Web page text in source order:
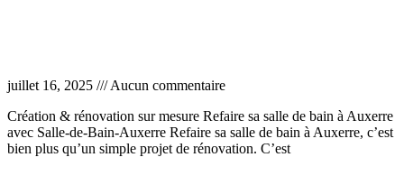
juillet 16, 2025
Aucun commentaire
Création & rénovation sur mesure Refaire sa salle de bain à Auxerre
avec Salle-de-Bain-Auxerre Refaire sa salle de bain à Auxerre, c’est
bien plus qu’un simple projet de rénovation. C’est